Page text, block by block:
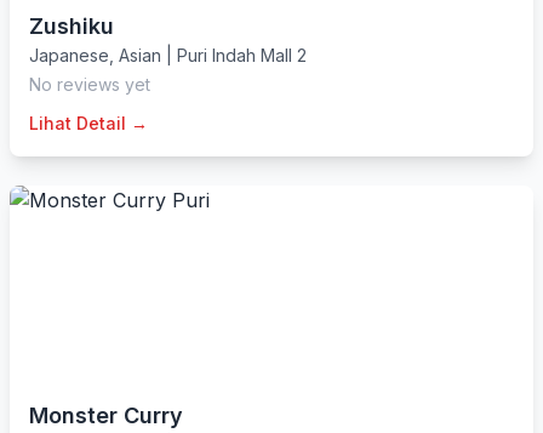
Zushiku
Japanese Asian
Puri Indah Mall 2
No reviews yet
Lihat Detail →
Monster Curry